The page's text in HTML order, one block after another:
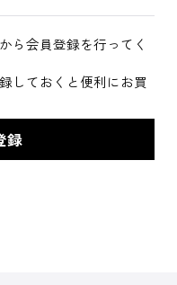
ら会員登録を行ってく
しておくと便利にお買